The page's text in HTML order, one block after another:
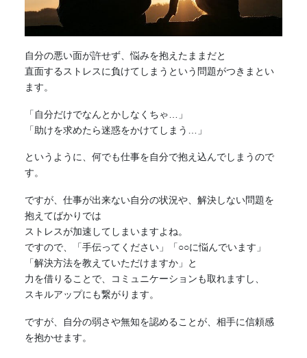
自分の悪い面が許せず、悩みを抱えたままだと
直面するストレスに負けてしまうという問題がつきまとい
ます。
「自分だけでなんとかしなくちゃ…」
「助けを求めたら迷惑をかけてしまう…」
というように、何でも仕事を自分で抱え込んでしまうので
す。
ですが、仕事が出来ない自分の状況や、解決しない問題を
抱えてばかりでは
ストレスが加速してしまいますよね。
ですので、「手伝ってください」「○○に悩んでいます」
「解決方法を教えていただけますか」と
力を借りることで、コミュニケーションも取れますし、
スキルアップにも繋がります。
ですが、自分の弱さや無知を認めることが、相手に信頼感
を抱かせます。